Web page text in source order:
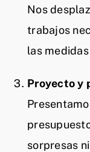
Nos
trabajos
las
Proyecto y
sorpresas